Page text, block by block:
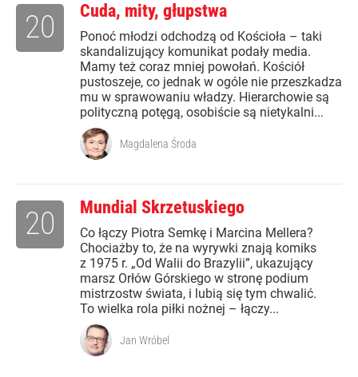
Cuda, mity, głupstwa
Ponoć młodzi odchodzą od Kościoła – taki
skandalizujący komunikat podały media.
Mamy też coraz mniej powołań. Kościół
pustoszeje, co jednak w ogóle nie przeszkadza
mu w sprawowaniu władzy. Hierarchowie są
polityczną potęgą, osobiście są nietykalni...
20
Magdalena Środa
Mundial Skrzetuskiego
Co łączy Piotra Semkę i Marcina Mellera?
Chociażby to, że na wyrywki znają komiks
z 1975 r. „Od Walii do Brazylii”, ukazujący
marsz Orłów Górskiego w stronę podium
mistrzostw świata, i lubią się tym chwalić.
To wielka rola piłki nożnej – łączy...
20
Jan Wróbel